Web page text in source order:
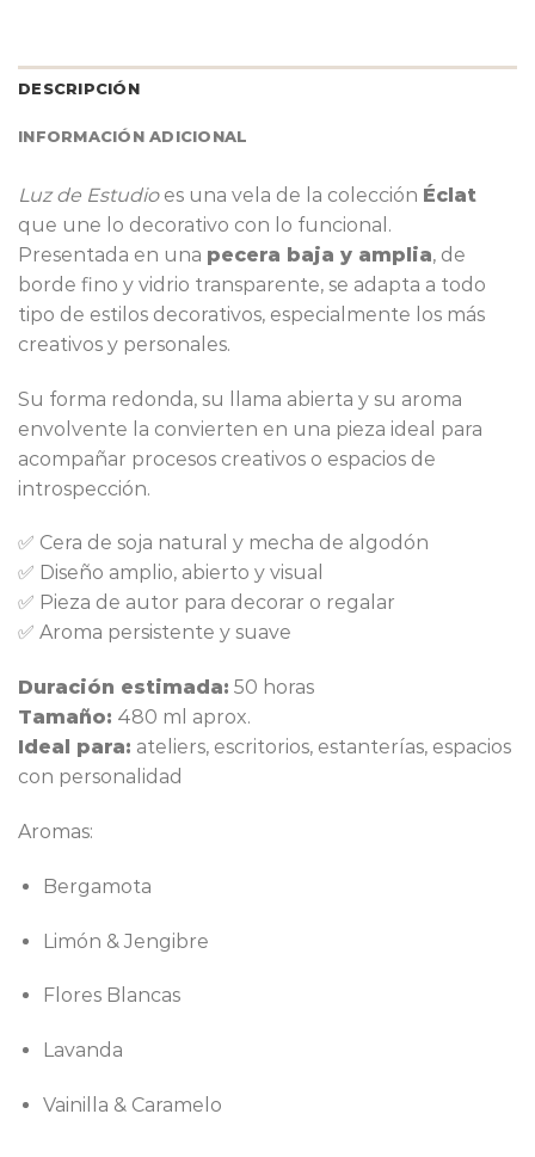
DESCRIPCIÓN
INFORMACIÓN ADICIONAL
Luz de Estudioes una vela de la colección Éclat
que une lo decorativo con lo funcional.
Presentada en una pecera baja y amplia, de
borde fino y vidrio transparente, se adapta a todo
tipo de estilos decorativos, especialmente los más
creativos y personales.
Su forma redonda, su llama abierta y su aroma
envolvente la convierten en una pieza ideal para
acompañar procesos creativos o espacios de
introspección.
✅ Cera de soja natural y mecha de algodón
✅ Diseño amplio, abierto y visual
✅ Pieza de autor para decorar o regalar
✅ Aroma persistente y suave
Duración estimada: 50 horas
Tamaño: 480 ml aprox.
Ideal para: ateliers, escritorios, estanterías, espacios
con personalidad
Aromas:
Bergamota
Limón & Jengibre
Flores Blancas
Lavanda
Vainilla & Caramelo